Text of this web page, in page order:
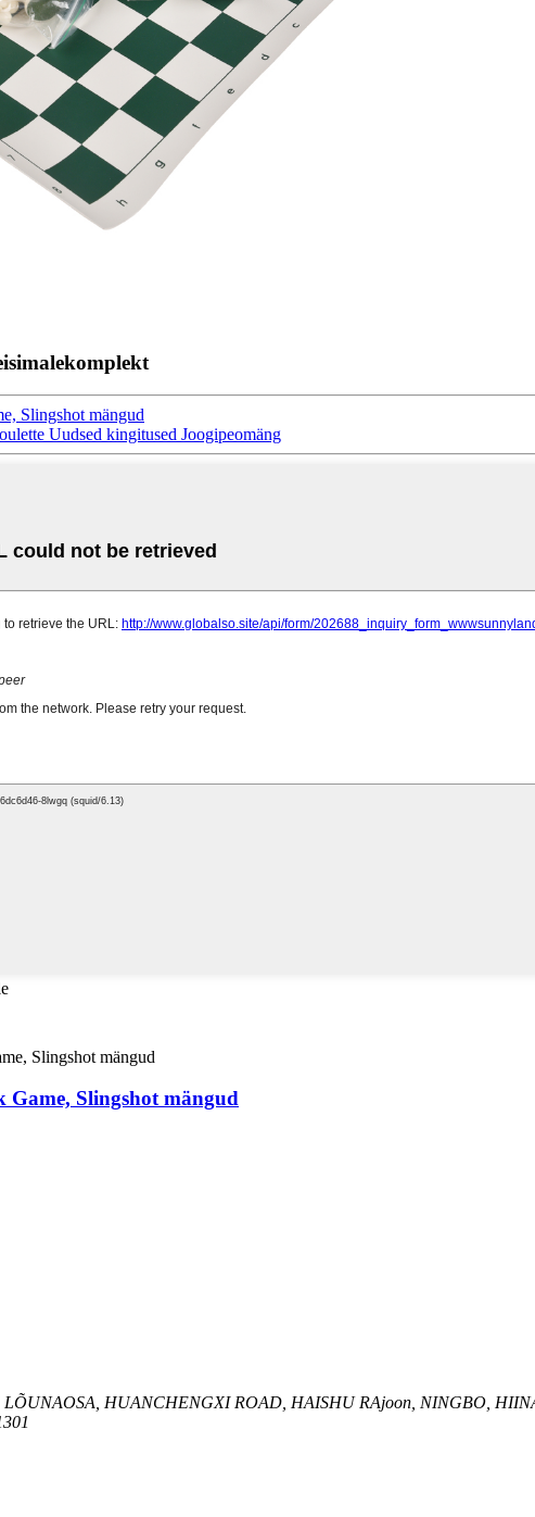
Slingshot mängud
Uudsed kingitused Joogipeomäng
Game, Slingshot mängud
LÕUNAOSA, HUANCHENGXI ROAD, HAISHU RAjoon, NINGBO,